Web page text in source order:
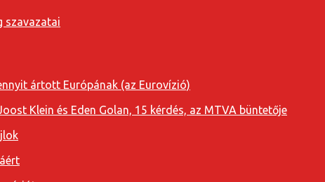
szavazatai
ártott Európának (az Eurovízió)
Klein és Eden Golan, 15 kérdés, az MTVA büntetője